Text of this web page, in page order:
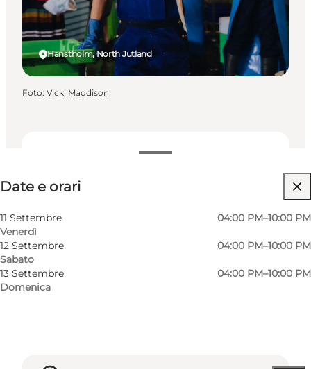
Date e orari
11 Settembre
Venerdì
04:00 PM–10:00 PM
12 Settembre
Sabato
04:00 PM–10:00 PM
13 Settembre
Domenica
04:00 PM–10:00 PM
Gratuito
Visita il sito web
Friends, My partner
Hanstholm, North Jutland
Foto: Vicki Maddison